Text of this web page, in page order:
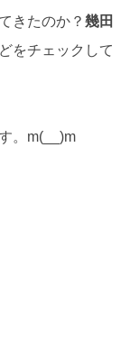
きたのか？ 幾田
をチェックして
。m(__)m